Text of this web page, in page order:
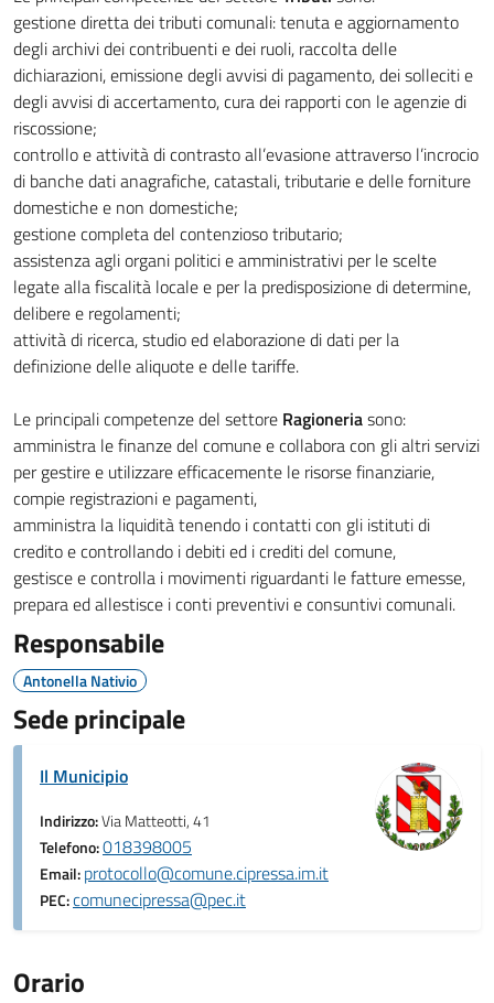
gestione diretta dei tributi comunali: tenuta e aggiornamento
degli archivi dei contribuenti e dei ruoli, raccolta delle
dichiarazioni, emissione degli avvisi di pagamento, dei solleciti e
degli avvisi di accertamento, cura dei rapporti con le agenzie di
riscossione;
controllo e attività di contrasto all’evasione attraverso l’incrocio
di banche dati anagrafiche, catastali, tributarie e delle forniture
domestiche e non domestiche;
gestione completa del contenzioso tributario;
assistenza agli organi politici e amministrativi per le scelte
legate alla fiscalità locale e per la predisposizione di determine,
delibere e regolamenti;
attività di ricerca, studio ed elaborazione di dati per la
definizione delle aliquote e delle tariffe.
Le principali competenze del settore Ragioneriasono:
amministra le finanze del comune e collabora con gli altri servizi
per gestire e utilizzare efficacemente le risorse finanziarie,
compie registrazioni e pagamenti,
amministra la liquidità tenendo i contatti con gli istituti di
credito e controllando i debiti ed i crediti del comune,
gestisce e controlla i movimenti riguardanti le fatture emesse,
prepara ed allestisce i conti preventivi e consuntivi comunali.
Responsabile
Antonella Nativio
Sede principale
Il Municipio
Indirizzo:Via Matteotti, 41
Telefono:018398005
Email:protocollo@comune.cipressa.im.it
PEC:comunecipressa@pec.it
Orario